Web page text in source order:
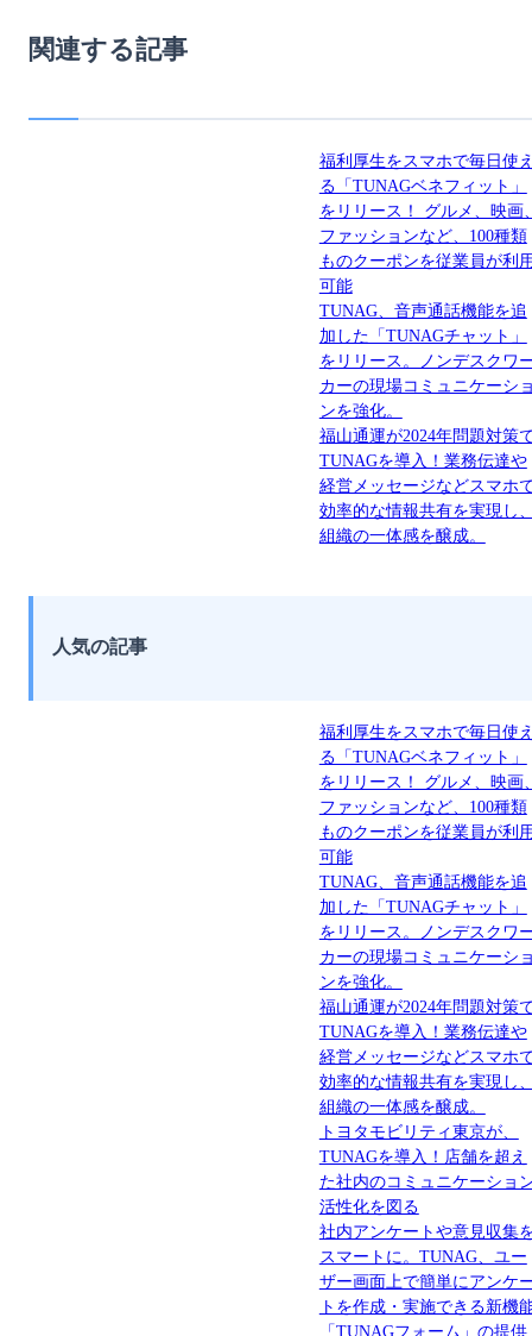
関連する記事
福利厚生をスマホで毎日使
る「TUNAGベネフィット」
をリリース！ グルメ、映画
ファッションなど、100種類
ものクーポンを従業員が利
可能
TUNAG、音声通話機能を追
加した「TUNAGチャット」
をリリース。ノンデスクワ
カーの現場コミュニケーシ
ンを強化。
福山通運が2024年問題対策
TUNAGを導入！業務伝達や
経営メッセージなどスマホ
効率的な情報共有を実現し
組織の一体感を醸成。
人気の記事
福利厚生をスマホで毎日使
る「TUNAGベネフィット」
をリリース！ グルメ、映画
ファッションなど、100種類
ものクーポンを従業員が利
可能
TUNAG、音声通話機能を追
加した「TUNAGチャット」
をリリース。ノンデスクワ
カーの現場コミュニケーシ
ンを強化。
福山通運が2024年問題対策
TUNAGを導入！業務伝達や
経営メッセージなどスマホ
効率的な情報共有を実現し
組織の一体感を醸成。
トヨタモビリティ東京が、
TUNAGを導入！店舗を超え
た社内のコミュニケーショ
活性化を図る
社内アンケートや意見収集
スマートに。TUNAG、ユー
ザー画面上で簡単にアンケ
トを作成・実施できる新機
「TUNAGフォーム」の提供